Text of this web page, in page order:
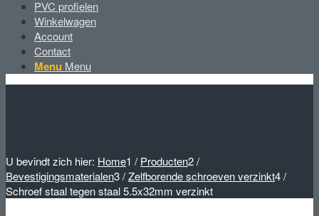
PVC profielen
Winkelwagen
Account
Contact
Menu Menu
U bevindt zich hier: Home1 / Producten2/
Bevestigingsmaterialen3/Zelfborende schroeven verzinkt4/
Schroef staal tegen staal 5.5x32mm verzinkt